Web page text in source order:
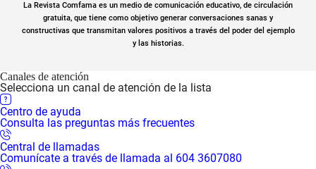
La Revista Comfama es un medio de comunicación educativo, de circulación
gratuita, que tiene como objetivo generar conversaciones sanas y
constructivas que transmitan valores positivos a través del poder del ejemplo
y las historias.
Canales de atención
Selecciona un canal de atención de la lista
Centro de ayuda
Consulta las preguntas más frecuentes
Central de llamadas
Comunícate a través de llamada al 604 3607080